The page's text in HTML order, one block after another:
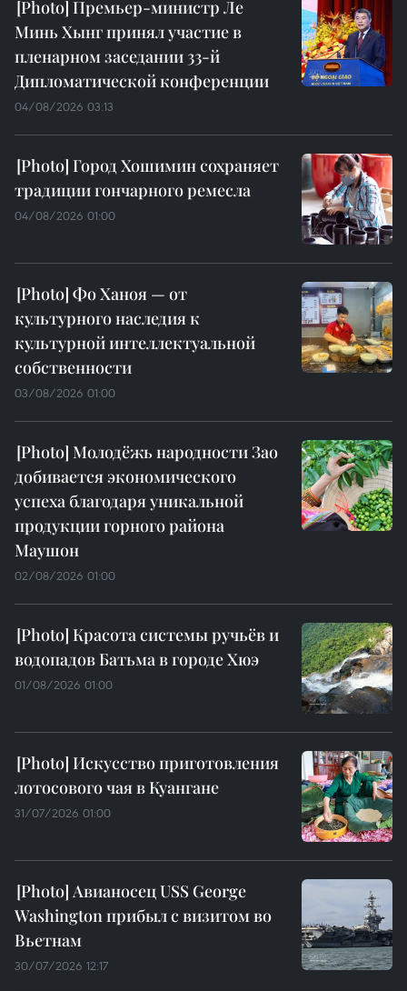
Премьер-министр Ле
Минь Хынг принял участие в
пленарном заседании 33-й
Дипломатической конференции
04/08/2026 03:13
Город Хошимин сохраняет
традиции гончарного ремесла
04/08/2026 01:00
Фо Ханоя — от
культурного наследия к
культурной интеллектуальной
собственности
03/08/2026 01:00
Молодёжь народности Зао
добивается экономического
успеха благодаря уникальной
продукции горного района
Маушон
02/08/2026 01:00
Красота системы ручьёв и
водопадов Батьма в городе Хюэ
01/08/2026 01:00
Искусство приготовления
лотосового чая в Куангане
31/07/2026 01:00
Авианосец USS George
Washington прибыл с визитом во
Вьетнам
30/07/2026 12:17